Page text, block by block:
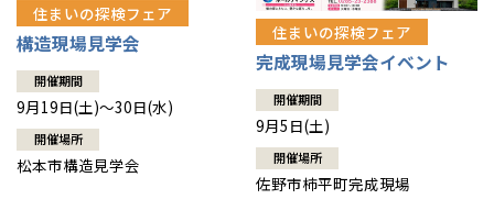
住まいの探検フェア
構造現場見学会
開催期間
9月19日(土)～30日(水)
開催場所
松本市構造見学会
住まいの探検フェア
完成現場見学会イベント
開催期間
9月5日(土)
開催場所
佐野市柿平町完成現場